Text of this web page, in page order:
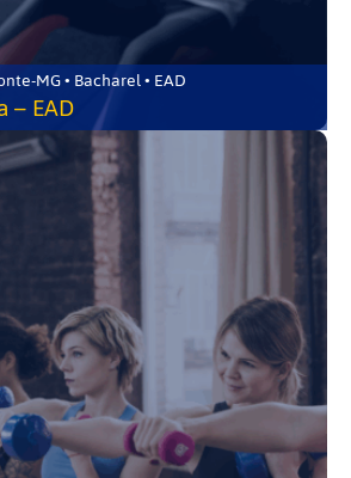
MG • Bacharel • EAD
– EAD